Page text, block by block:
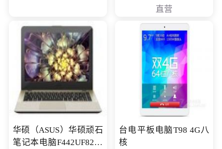
直营
华硕（ASUS）华硕顽石
笔记本电脑F442UF8250
台电平板电脑T98 4G八
核